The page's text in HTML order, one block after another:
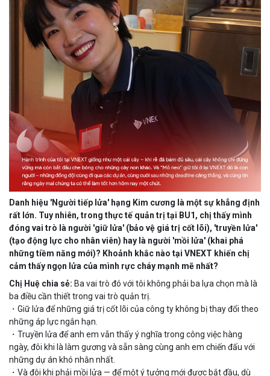
Danh hiệu 'Người tiếp lửa' hạng Kim cương là một sự khẳng định
rất lớn. Tuy nhiên, trong thực tế quản trị tại BU1, chị thấy mình
đóng vai trò là người 'giữ lửa' (bảo vệ giá trị cốt lõi), 'truyền lửa'
(tạo động lực cho nhân viên) hay là người 'mồi lửa' (khai phá
những tiềm năng mới)? Khoảnh khắc nào tại VNEXT khiến chị
cảm thấy ngọn lửa của mình rực cháy mạnh mẽ nhất?
Chị Huệ chia sẻ: Ba vai trò đó với tôi không phải ba lựa chọn mà là
ba điều cần thiết trong vai trò quản trị.
・Giữ lửa để những giá trị cốt lõi của công ty không bị thay đổi theo
những áp lực ngắn hạn.
・Truyền lửa để anh em vẫn thấy ý nghĩa trong công việc hàng
ngày, đôi khi là làm gương và sẵn sàng cùng anh em chiến đấu với
những dự án khó nhằn nhất.
・Và đôi khi phải mồi lửa — để một ý tưởng mới được bắt đầu, dù